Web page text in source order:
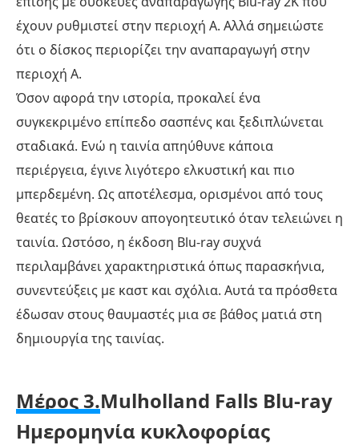
έχουν ρυθμιστεί στην περιοχή Α. Αλλά σημειώστε
ότι ο δίσκος περιορίζει την αναπαραγωγή στην
περιοχή Α.
Όσον αφορά την ιστορία, προκαλεί ένα
συγκεκριμένο επίπεδο σασπένς και ξεδιπλώνεται
σταδιακά. Ενώ η ταινία απηύθυνε κάποια
περιέργεια, έγινε λιγότερο ελκυστική και πιο
μπερδεμένη. Ως αποτέλεσμα, ορισμένοι από τους
θεατές το βρίσκουν απογοητευτικό όταν τελειώνει η
ταινία. Ωστόσο, η έκδοση Blu-ray συχνά
περιλαμβάνει χαρακτηριστικά όπως παρασκήνια,
συνεντεύξεις με καστ και σχόλια. Αυτά τα πρόσθετα
έδωσαν στους θαυμαστές μια σε βάθος ματιά στη
δημιουργία της ταινίας.
Μέρος 3.Mulholland Falls Blu-ray
Ημερομηνία κυκλοφορίας